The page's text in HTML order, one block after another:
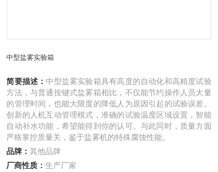
中型盐雾实验箱
简要描述： 中型盐雾实验箱具有高度的自动化和高精度试验
方法，与普通按键式盐雾箱相比，不仅能节约操作人员大量
的管理时间，也能大限度的降低人为原因引起的试验误差。
创新的人机互动管理模式，准确的试验温度区域设置，智能
自动补水功能，希望能得到你的认可。与此同时，质量方面
严格掌控质量关，鉴于盐雾机的特殊腐蚀性能。
品牌：其他品牌
厂商性质：生产厂家